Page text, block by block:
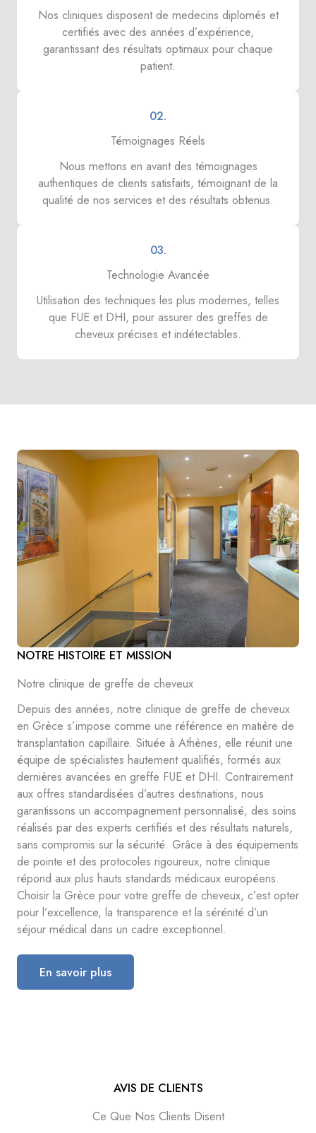
Nos cliniques disposent de medecins diplomés et
certifiés avec des années d’expérience,
garantissant des résultats optimaux pour chaque
patient.
02.
Témoignages Réels
Nous mettons en avant des témoignages
authentiques de clients satisfaits, témoignant de la
qualité de nos services et des résultats obtenus.
03.
Technologie Avancée
Utilisation des techniques les plus modernes, telles
que FUE et DHI, pour assurer des greffes de
cheveux précises et indétectables.
NOTRE HISTOIRE ET MISSION
Notre clinique de greffe de cheveux
Depuis des années, notre clinique de greffe de cheveux
en Grèce s’impose comme une référence en matière de
transplantation capillaire. Située à Athènes, elle réunit une
équipe de spécialistes hautement qualifiés, formés aux
dernières avancées en greffe FUE et DHI. Contrairement
aux offres standardisées d’autres destinations, nous
garantissons un accompagnement personnalisé, des soins
réalisés par des experts certifiés et des résultats naturels,
sans compromis sur la sécurité. Grâce à des équipements
de pointe et des protocoles rigoureux, notre clinique
répond aux plus hauts standards médicaux européens.
Choisir la Grèce pour votre greffe de cheveux, c’est opter
pour l’excellence, la transparence et la sérénité d’un
séjour médical dans un cadre exceptionnel.
En savoir plus
AVIS DE CLIENTS
Ce Que Nos Clients Disent